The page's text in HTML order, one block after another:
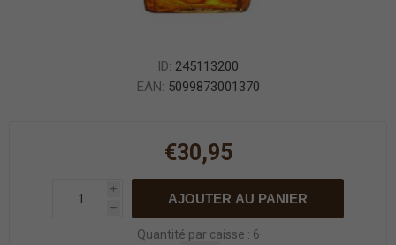
ID: 245113200
EAN: 5099873001370
€30,95
i
h
AJOUTER AU PANIER
Quantité par caisse : 6